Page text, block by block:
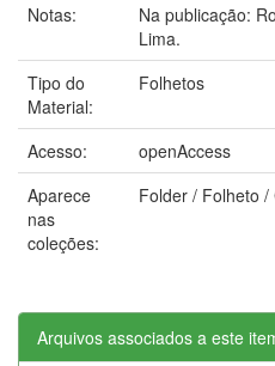
Notas:
Na publicação:
Lima.
Tipo do
Material:
Folhetos
Acesso:
openAccess
Aparece
nas
coleções:
Folder / Folheto /
Arquivos associados a este